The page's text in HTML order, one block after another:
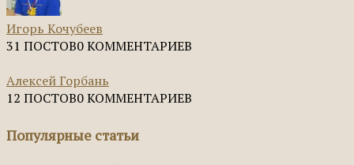
Игорь Кочубеев
31 ПОСТОВ0 КОММЕНТАРИЕВ
Алексей Горбань
12 ПОСТОВ0 КОММЕНТАРИЕВ
Популярные статьи